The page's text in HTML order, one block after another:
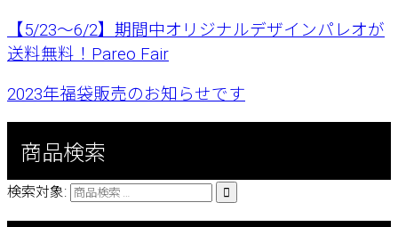
【5/23〜6/2】期間中オリジナルデザインパレオが
送料無料！Pareo Fair
2023年福袋販売のお知らせです
商品検索
検索対象: 